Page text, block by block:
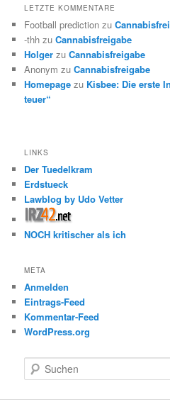
LETZTE KOMMENTARE
Football prediction zu
-thh zuCannabisfreigabe
Holger zuCannabisfreigabe
Anonym zuCannabisfreigabe
Homepage zu Kisbee: Die erste
teuer“
LINKS
Der Tuedelkram
Erdstueck
Lawblog by Udo Vetter
NOCH kritischer als ich
META
Anmelden
Eintrags-Feed
Kommentar-Feed
WordPress.org
u